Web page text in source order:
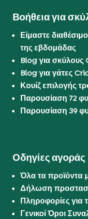
Βοήθεια για
Είμαστε
της εβδομάδας
Blog για
Blog για γάτες
Κουίζ επιλογής
Παρουσίαση 72
Παρουσίαση 39
Οδηγίες αγοράς
Όλα τα προϊόντα
Δήλωση
Πληροφορίες για
Γενικοί Όροι